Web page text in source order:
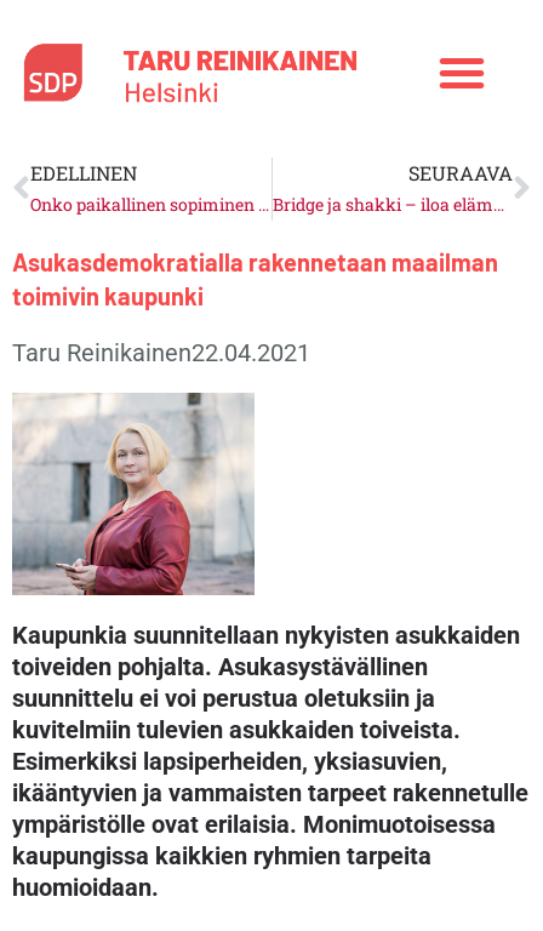
sisältöön
Prev
EDELLINEN
Onko paikallinen sopiminen ratkaisu?
SEURAAVA
Bridge ja shakki – iloa elämään. Dementiaa vastaan peleillä.
Asukasdemokratialla rakennetaan maailman
toimivin kaupunki
Taru Reinikainen22.04.2021
Kaupunkia suunnitellaan nykyisten asukkaiden
toiveiden pohjalta. Asukasystävällinen
suunnittelu ei voi perustua oletuksiin ja
kuvitelmiin tulevien asukkaiden toiveista.
Esimerkiksi lapsiperheiden, yksiasuvien,
ikääntyvien ja vammaisten tarpeet rakennetulle
ympäristölle ovat erilaisia. Monimuotoisessa
kaupungissa kaikkien ryhmien tarpeita
huomioidaan.